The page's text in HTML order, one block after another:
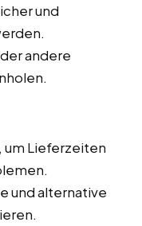
und
andere
um Lieferzeiten
und alternative